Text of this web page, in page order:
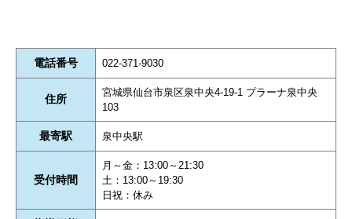
電話番号 022-371-9030
住所
宮城県仙台市泉区泉中央4-19-1 プラーナ泉中央
103
最寄駅 泉中央駅
受付時間
月～金：13:00～21:30
土：13:00～19:30
日祝：休み